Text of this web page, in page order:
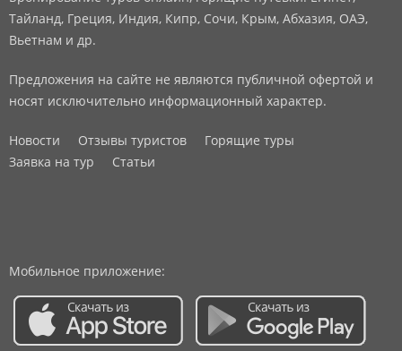
Тайланд, Греция, Индия, Кипр, Сочи, Крым, Абхазия, ОАЭ,
Вьетнам и др.
Предложения на сайте не являются публичной офертой и
носят исключительно информационный характер.
Новости Отзывы туристов
Горящие туры
Заявка на тур
Статьи
Мобильное приложение: